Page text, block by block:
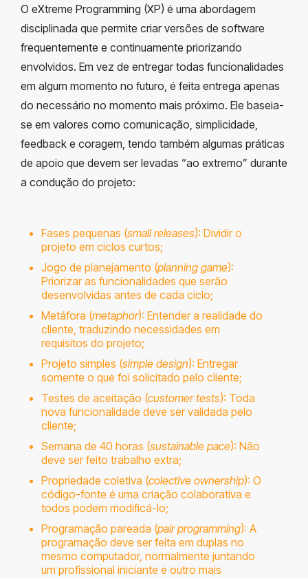
O eXtreme Programming (XP) é uma abordagem
disciplinada que permite criar versões de software
frequentemente e continuamente priorizando
envolvidos. Em vez de entregar todas funcionalidades
em algum momento no futuro, é feita entrega apenas
do necessário no momento mais próximo. Ele baseia-
se em valores como comunicação, simplicidade,
feedback e coragem, tendo também algumas práticas
de apoio que devem ser levadas “ao extremo” durante
a condução do projeto:
Fases pequenas (small releases): Dividir o
projeto em ciclos curtos;
Jogo de planejamento (planning game):
Priorizar as funcionalidades que serão
desenvolvidas antes de cada ciclo;
Metáfora (metaphor): Entender a realidade do
cliente, traduzindo necessidades em
requisitos do projeto;
Projeto simples (simple design): Entregar
somente o que foi solicitado pelo cliente;
Testes de aceitação (customer tests): Toda
nova funcionalidade deve ser validada pelo
cliente;
Semana de 40 horas (sustainable pace): Não
deve ser feito trabalho extra;
Propriedade coletiva (colective ownership): O
código-fonte é uma criação colaborativa e
todos podem modificá-lo;
Programação pareada (pair programming): A
programação deve ser feita em duplas no
mesmo computador, normalmente juntando
um profissional iniciante e outro mais